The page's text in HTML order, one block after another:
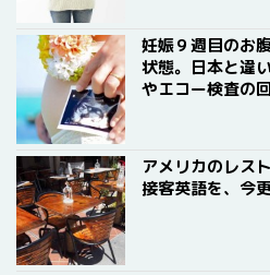
妊娠９週目のお
状態。日本と違
やエコー検査の
アメリカのレス
接客英語を、今